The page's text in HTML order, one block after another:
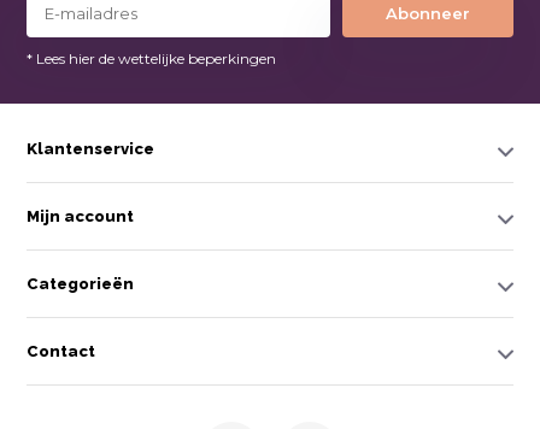
Abonneer
* Lees hier de wettelijke beperkingen
Klantenservice
Mijn account
Categorieën
Contact